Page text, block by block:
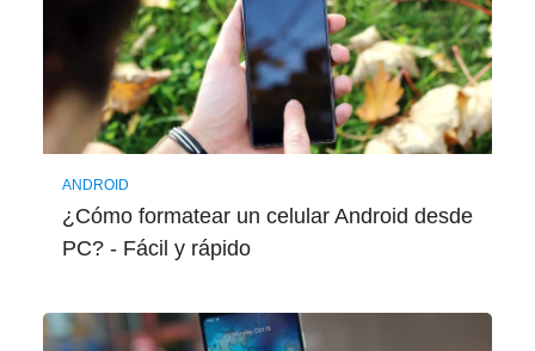
ANDROID
¿Cómo formatear un celular Android desde
PC? - Fácil y rápido